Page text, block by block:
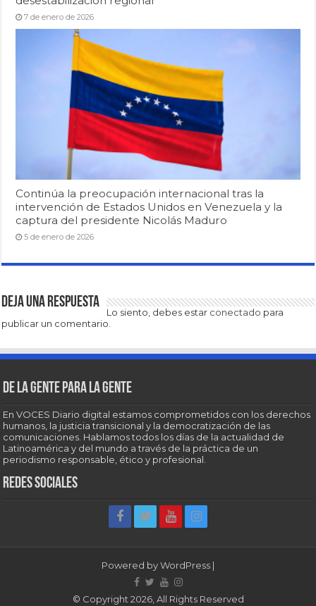
7 de enero de 2026
Continúa la preocupación internacional tras la
intervención de Estados Unidos en Venezuela y la
captura del presidente Nicolás Maduro
5 de enero de 2026
Deja una respuesta
Lo siento, debes estar conectado para
publicar un comentario.
De la gente para la gente
En VOCES Diario digital estamos comprometidos con los derechos
humanos, la justicia transicional y la democratización de las
comunicaciones. Hablamos todos los días de la actualidad de
Latinoamérica y del mundo a través de la práctica de un
periodismo responsable, ético y profesional.
Redes sociales
Powered byWordPress |
© Copyright 2026, All Rights Reserved